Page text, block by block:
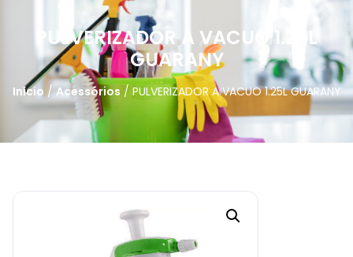
PULVERIZADOR A VACUO 1.25L
GUARANY
Início/Acessórios / PULVERIZADOR A VACUO 1.25L GUARANY